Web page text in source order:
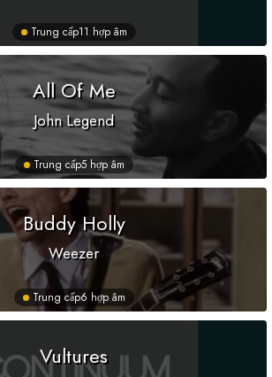
Trung cấp11 hợp âm
All Of Me
John Legend
Trung cấp5 hợp âm
Buddy Holly
Weezer
Trung cấp6 hợp âm
Vultures